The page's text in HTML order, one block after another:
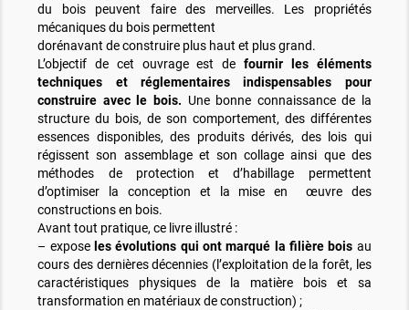
du bois peuvent faire des merveilles. Les propriétés
mécaniques du bois permettent
dorénavant de construire plus haut et plus grand.
L’objectif de cet ouvrage est defournir les éléments
techniques et réglementaires indispensables pour
construire avec le bois. Une bonne connaissance de la
structure du bois, de son comportement, des différentes
essences disponibles, des produits dérivés, des lois qui
régissent son assemblage et son collage ainsi que des
méthodes de protection et d’habillage permettent
d’optimiser la conception et la mise en œuvre des
constructions en bois.
Avant tout pratique, ce livre illustré :
– expose les évolutions qui ont marqué la filière bois au
cours des dernières décennies (l’exploitation de la forêt, les
caractéristiques physiques de la matière bois et sa
transformation en matériaux de construction) ;